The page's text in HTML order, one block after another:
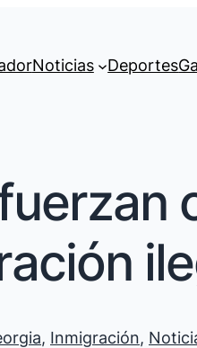
Noticias Deportes
, Inmigración,